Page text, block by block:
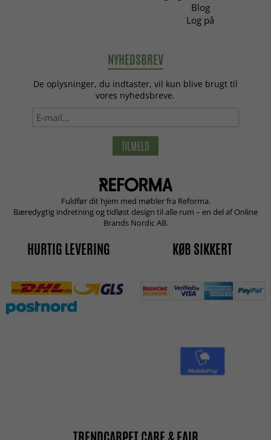
Blog
Log på
NYHEDSBREV
De oplysninger, du indtaster, vil kun blive brugt til
vores nyhedsbreve.
TILMELD
Fuldfør dit hjem med møbler fra Reforma.
Bæredygtig indretning og tidløst design til alle rum – en del af Online
Brands Nordic AB.
HURTIG LEVERING KØB SIKKERT